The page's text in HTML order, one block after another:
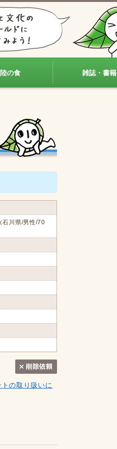
の食 雑誌・書籍
（石川県/男性/70
の取り扱いに